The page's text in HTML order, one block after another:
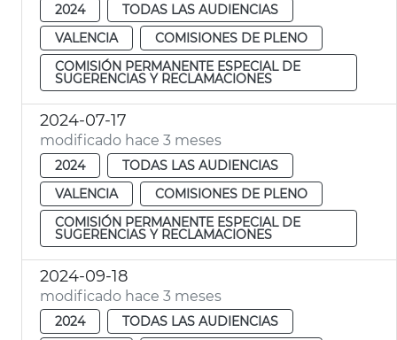
2024
TODAS LAS AUDIENCIAS
VALENCIA
COMISIONES DE PLENO
COMISIÓN PERMANENTE ESPECIAL DE
SUGERENCIAS Y RECLAMACIONES
2024-07-17
modificado hace 3 meses
2024
TODAS LAS AUDIENCIAS
VALENCIA
COMISIONES DE PLENO
COMISIÓN PERMANENTE ESPECIAL DE
SUGERENCIAS Y RECLAMACIONES
2024-09-18
modificado hace 3 meses
2024
TODAS LAS AUDIENCIAS